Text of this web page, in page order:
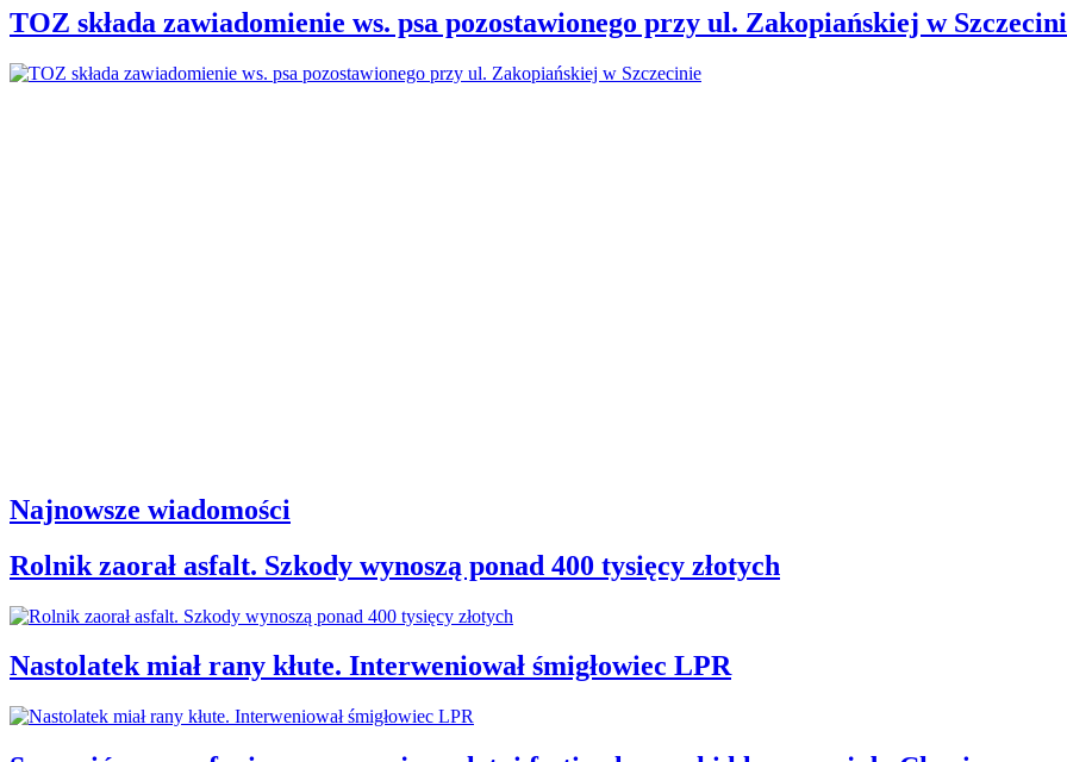
TOZ składa zawiadomienie ws. psa pozostawionego przy ul. Zakopiańskiej w
Najnowsze wiadomości
Rolnik zaorał asfalt. Szkody wynoszą ponad 400 tysięcy złotych
Nastolatek miał rany kłute. Interweniował śmigłowiec LPR